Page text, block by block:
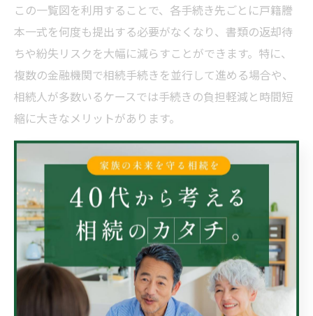
この一覧図を利用することで、各手続き先ごとに戸籍謄
本一式を何度も提出する必要がなくなり、書類の返却待
ちや紛失リスクを大幅に減らすことができます。特に、
複数の金融機関で相続手続きを並行して進める場合や、
相続人が多数いるケースでは手続きの負担軽減と時間短
縮に大きなメリットがあります。
取得には、被相続人の出生から死亡までの戸籍謄本・除
籍謄本一式、相続人全員の戸籍謄本などが必要です。あ
らかじめ必要書類を揃え、法務局への申出方法（窓口・
郵送）を選択しましょう。
相続に適した親子関係証明書の組み合わせ例
相続手続きで求められる親子関係証明書の組み合わせ
は、手続きの内容や相続人の状況によって異なります。